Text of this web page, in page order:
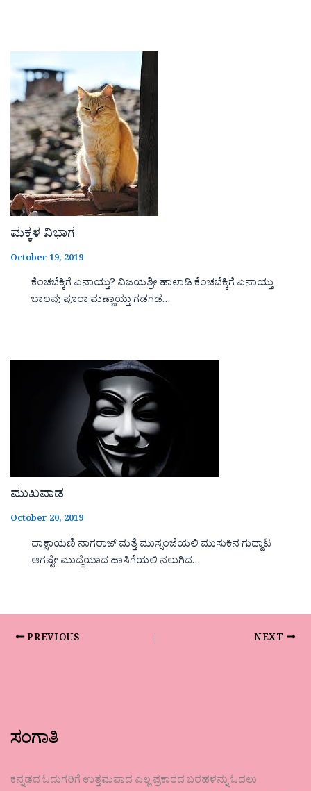
ಮಕ್ಕಳ ವಿಭಾಗ
October 19, 2019
ಕೆಂಚಬೆಕ್ಕಿಗೆ ಏನಾಯ್ತು? ವಿಜಯಶ್ರೀ ಹಾಲಾಡಿ ಕೆಂಚಬೆಕ್ಕಿಗೆ ಏನಾಯ್ತು
ಬಾಲವು ಪೂರಾ ಮಣ್ಣಾಯ್ತು ಗಡಗಡ…
ಮುಖವಾಡ
October 20, 2019
ದಾಕ್ಷಾಯಣಿ ನಾಗರಾಜ್ ಮತ್ತೆ ಮುಸ್ಸಂಜೆಯಲಿ ಮುಸುಕಿನ ಗುದ್ದಾಟ
ಆಗಷ್ಟೇ ಮುದ್ದೆಯಾದ ಹಾಸಿಗೆಯಲಿ ನಲುಗಿದ…
PREVIOUS NEXT
ಸಂಗಾತಿ
ಕನ್ನಡದ ಓದುಗರಿಗೆ ಉತ್ತಮವಾದ ಎಲ್ಲ ಪ್ರಕಾರದ ಬರಹಳನ್ನು ಓದಲು